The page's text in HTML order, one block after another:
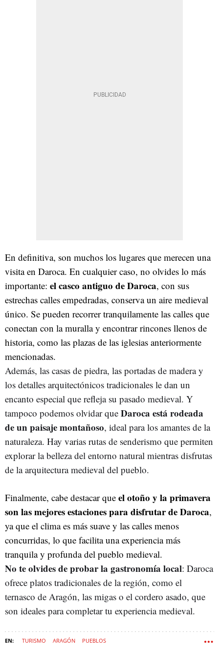
En definitiva, son muchos los lugares que merecen una
visita en Daroca. En cualquier caso, no olvides lo más
importante: el casco antiguo de Daroca, con sus
estrechas calles empedradas, conserva un aire medieval
único. Se pueden recorrer tranquilamente las calles que
conectan con la muralla y encontrar rincones llenos de
historia, como las plazas de las iglesias anteriormente
mencionadas.
Además, las casas de piedra, las portadas de madera y
los detalles arquitectónicos tradicionales le dan un
encanto especial que refleja su pasado medieval. Y
tampoco podemos olvidar que Daroca está rodeada
de un paisaje montañoso, ideal para los amantes de la
naturaleza. Hay varias rutas de senderismo que permiten
explorar la belleza del entorno natural mientras disfrutas
de la arquitectura medieval del pueblo.
Finalmente, cabe destacar que el otoño y la primavera
son las mejores estaciones para disfrutar de Daroca,
ya que el clima es más suave y las calles menos
concurridas, lo que facilita una experiencia más
tranquila y profunda del pueblo medieval.
No te olvides de probar la gastronomía local: Daroca
ofrece platos tradicionales de la región, como el
ternasco de Aragón, las migas o el cordero asado, que
son ideales para completar tu experiencia medieval.
TURISMO ARAGÓN PUEBLOS